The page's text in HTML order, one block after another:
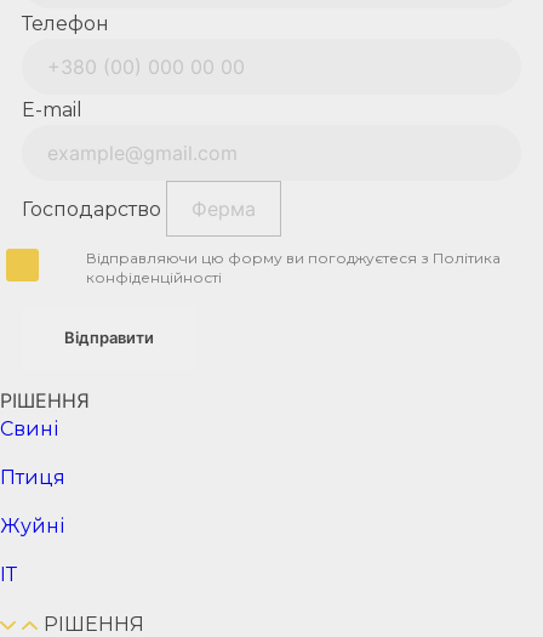
Телефон
E-mail
Господарство
Відправляючи цю форму ви погоджуєтеся з Політика
конфіденційності
Відправити
РІШЕННЯ
Cвині
Птиця
Жуйні
ІТ
РІШЕННЯ